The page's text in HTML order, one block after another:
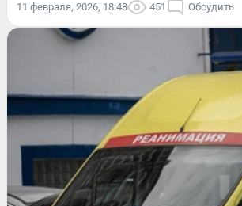
11 февраля, 2026, 18:48 451 Обсудить